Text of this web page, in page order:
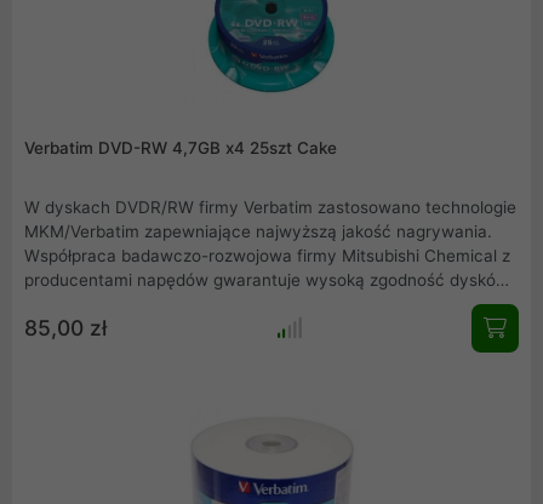
Verbatim DVD-RW 4,7GB x4 25szt Cake
W dyskach DVDR/RW firmy Verbatim zastosowano technologie
MKM/Verbatim zapewniające najwyższą jakość nagrywania.
Współpraca badawczo-rozwojowa firmy Mitsubishi Chemical z
producentami napędów gwarantuje wysoką zgodność dysków
Verbatim, co czyni je idealnymi nośnikami do udostępniania
danych, filmów, zdjęć i muzyki.
85,00 zł